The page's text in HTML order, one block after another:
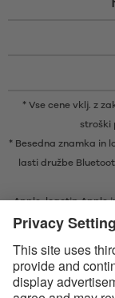
* Vse cene vklj. z
stroški
* Besedna znamka in
lasti družbe
Apple, logotip Apple
Inc. Google Play in
Apple, Apple-
Apple Inc. Google